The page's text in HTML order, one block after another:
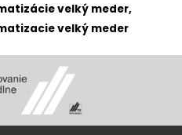
velký meder,
velký meder